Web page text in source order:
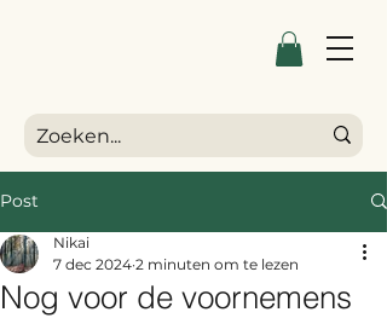
Post
Nog voor de voornemens
Nikai
7 dec 2024 2 minuten om te lezen